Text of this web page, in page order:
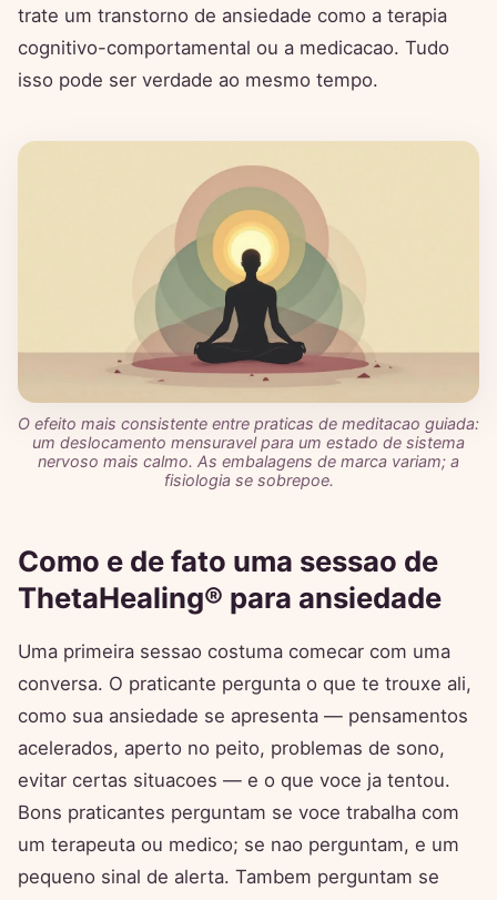
trate um transtorno de ansiedade como a terapia
cognitivo-comportamental ou a medicacao. Tudo
isso pode ser verdade ao mesmo tempo.
O efeito mais consistente entre praticas de meditacao guiada:
um deslocamento mensuravel para um estado de sistema
nervoso mais calmo. As embalagens de marca variam; a
fisiologia se sobrepoe.
Como e de fato uma sessao de
ThetaHealing® para ansiedade
Uma primeira sessao costuma comecar com uma
conversa. O praticante pergunta o que te trouxe ali,
como sua ansiedade se apresenta — pensamentos
acelerados, aperto no peito, problemas de sono,
evitar certas situacoes — e o que voce ja tentou.
Bons praticantes perguntam se voce trabalha com
um terapeuta ou medico; se nao perguntam, e um
pequeno sinal de alerta. Tambem perguntam se